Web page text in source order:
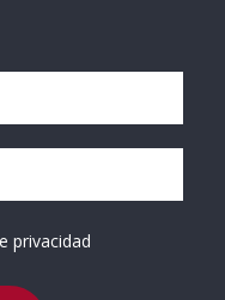
privacidad